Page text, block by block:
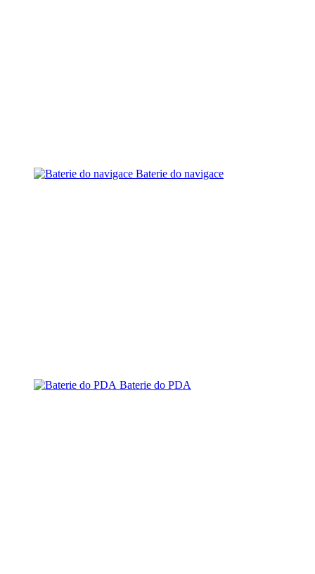
Baterie do navigace
Baterie do PDA